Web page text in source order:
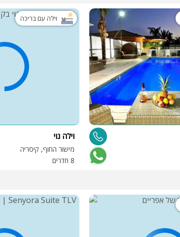
וילה עם בריכה
וילה נוי
מישור החוף, קיסריה
8 חדרים